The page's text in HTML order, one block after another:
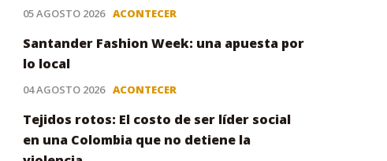
05 AGOSTO 2026 ACONTECER
Santander Fashion Week: una apuesta por
lo local
04 AGOSTO 2026 ACONTECER
Tejidos rotos: El costo de ser líder social
en una Colombia que no detiene la